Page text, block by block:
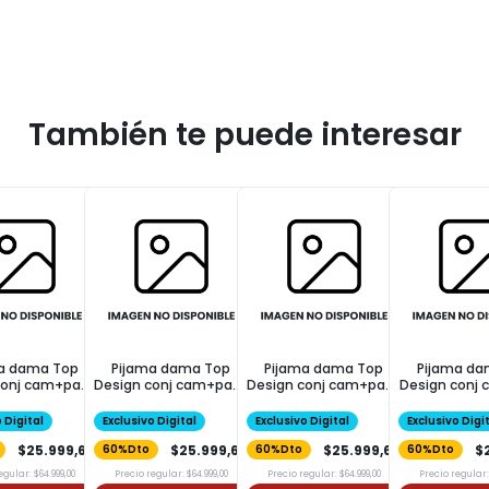
También te puede interesar
dama Top
cam+pant
Digital
$25.999,60
$64.999,00
Pijama dama Top
Design conj cam+pant
Exclusivo Digital
60%Dto
$25.999,60
Precio regular: $64.999,00
Pijama dama Top
Design conj cam+pant
Exclusivo Digital
60%Dto
$25.999,60
Precio regular: $64.999,00
Pijama
Design conj
Exclusivo
60%Dto
Precio regular: